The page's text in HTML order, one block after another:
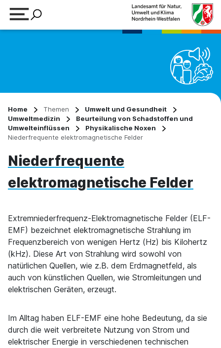
Home Themen
Umwelt und Gesundheit
Umweltmedizin
Beurteilung von Schadstoffen und
Umwelteinflüssen
Physikalische Noxen
Niederfrequente elektromagnetische Felder
Niederfrequente
elektromagnetische Felder
Extremniederfrequenz-Elektromagnetische Felder (ELF-
EMF) bezeichnet elektromagnetische Strahlung im
Frequenzbereich von wenigen Hertz (Hz) bis Kilohertz
(kHz). Diese Art von Strahlung wird sowohl von
natürlichen Quellen, wie z.B. dem Erdmagnetfeld, als
auch von künstlichen Quellen, wie Stromleitungen und
elektrischen Geräten, erzeugt.
Im Alltag haben ELF-EMF eine hohe Bedeutung, da sie
durch die weit verbreitete Nutzung von Strom und
elektrischer Energie in verschiedenen technischen